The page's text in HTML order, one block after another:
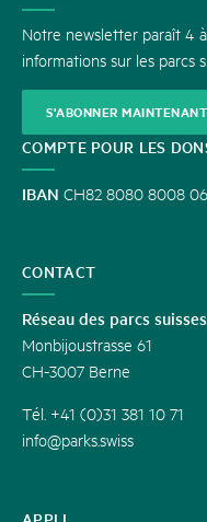
Notre newsletter paraît 4
informations sur les parcs
S'ABONNER MAINTENANT
COMPTE POUR LES
IBAN CH82 8080 8008
CONTACT
Réseau des parcs suisses
Monbijoustrasse 61
CH-3007 Berne
Tél. +41 (0)31 381 10 71
info@parks.swiss